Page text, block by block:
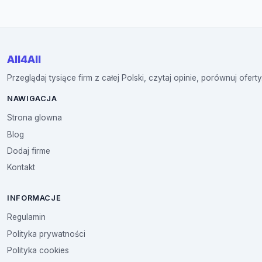
All4All
Przeglądaj tysiące firm z całej Polski, czytaj opinie, porównuj
NAWIGACJA
Strona glowna
Blog
Dodaj firme
Kontakt
INFORMACJE
Regulamin
Polityka prywatności
Polityka cookies